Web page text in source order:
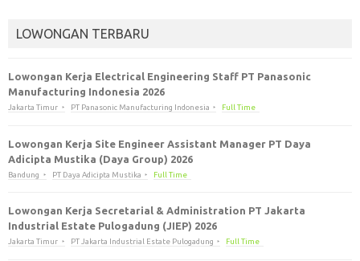
LOWONGAN TERBARU
Lowongan Kerja Electrical Engineering Staff PT Panasonic
Manufacturing Indonesia 2026
Jakarta Timur PT Panasonic Manufacturing Indonesia Full Time
Lowongan Kerja Site Engineer Assistant Manager PT Daya
Adicipta Mustika (Daya Group) 2026
Bandung PT Daya Adicipta Mustika Full Time
Lowongan Kerja Secretarial & Administration PT Jakarta
Industrial Estate Pulogadung (JIEP) 2026
Jakarta Timur PT Jakarta Industrial Estate Pulogadung Full Time